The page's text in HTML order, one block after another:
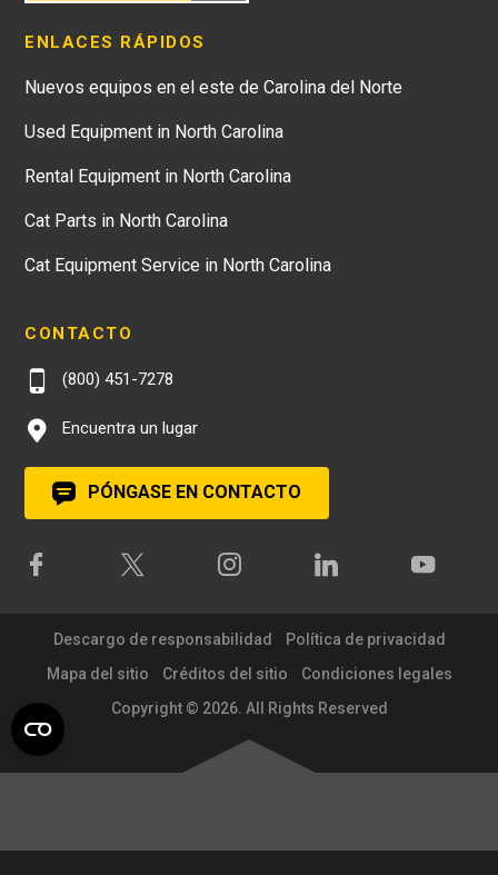
ENLACES RÁPIDOS
Nuevos equipos en el este de Carolina del Norte
Used Equipment in North Carolina
Rental Equipment in North Carolina
Cat Parts in North Carolina
Cat Equipment Service in North Carolina
CONTACTO
(800) 451-7278
Encuentra un lugar
PÓNGASE EN CONTACTO
Descargo de responsabilidad
Política de privacidad
Mapa del sitio
Créditos del sitio
Condiciones legales
Copyright © 2026. All Rights Reserved